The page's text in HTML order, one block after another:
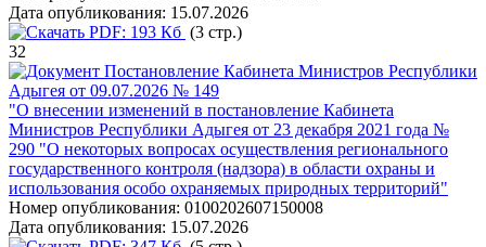
Дата опубликования: 15.07.2026
PDF: 193 Кб (3 стр.)
32
Постановление Кабинета Министров Республики
Адыгея от 09.07.2026 № 149
"О внесении изменений в постановление Кабинета
Министров Республики Адыгея от 23 декабря 2021 года №
290 "О некоторых вопросах осуществления регионального
государственного контроля (надзора) в области охраны и
использования особо охраняемых природных территорий"
Номер опубликования: 0100202607150008
Дата опубликования: 15.07.2026